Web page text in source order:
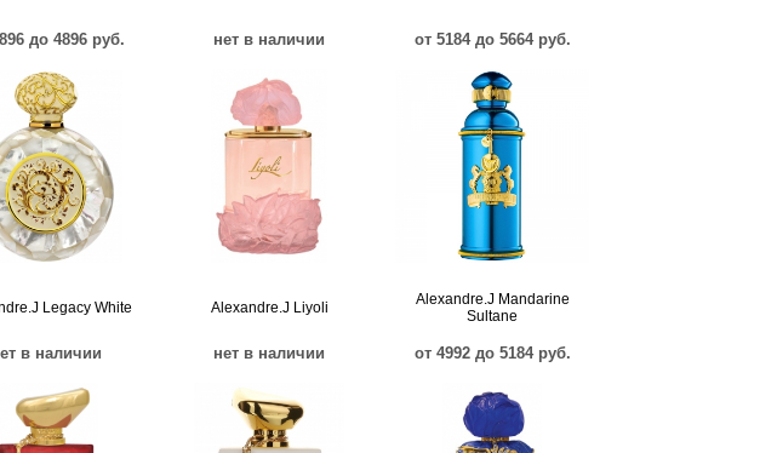
до 4896 руб. нет в наличии от 5184 до 5664 руб.
Legacy White
в наличии
Alexandre.J Liyoli
нет в наличии
Alexandre.J Mandarine
Sultane
от 4992 до 5184 руб.